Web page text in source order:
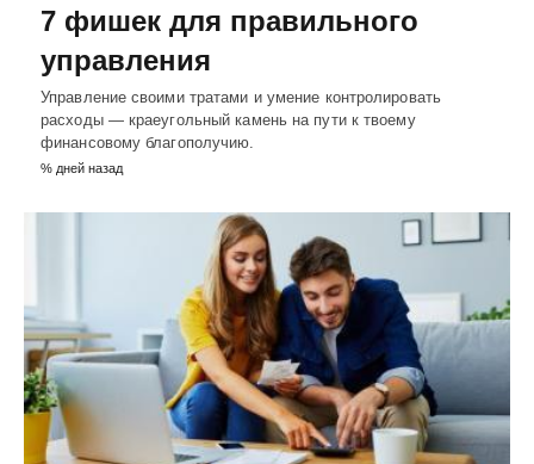
7 фишек для правильного
управления
Управление своими тратами и умение контролировать
расходы — краеугольный камень на пути к твоему
финансовому благополучию.
% дней назад